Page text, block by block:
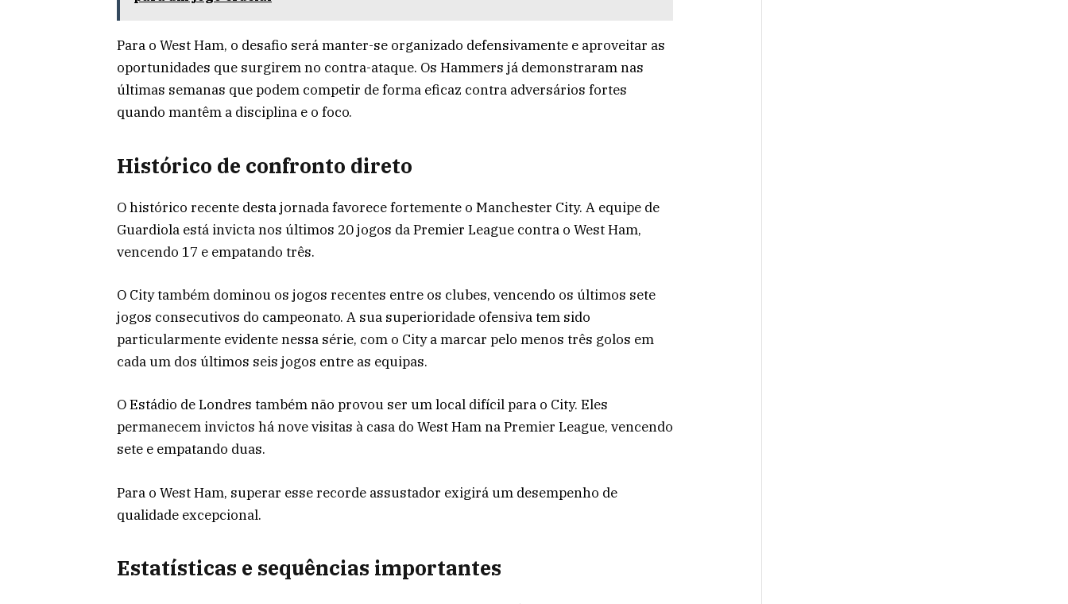
Para o West Ham, o desafio será manter-se organizado defensivamente e aproveitar as
oportunidades que surgirem no contra-ataque. Os Hammers já demonstraram nas
últimas semanas que podem competir de forma eficaz contra adversários fortes
quando mantêm a disciplina e o foco.
Histórico de confronto direto
O histórico recente desta jornada favorece fortemente o Manchester City. A equipe de
Guardiola está invicta nos últimos 20 jogos da Premier League contra o West Ham,
vencendo 17 e empatando três.
O City também dominou os jogos recentes entre os clubes, vencendo os últimos sete
jogos consecutivos do campeonato. A sua superioridade ofensiva tem sido
particularmente evidente nessa série, com o City a marcar pelo menos três golos em
cada um dos últimos seis jogos entre as equipas.
O Estádio de Londres também não provou ser um local difícil para o City. Eles
permanecem invictos há nove visitas à casa do West Ham na Premier League, vencendo
sete e empatando duas.
Para o West Ham, superar esse recorde assustador exigirá um desempenho de
qualidade excepcional.
Estatísticas e sequências importantes